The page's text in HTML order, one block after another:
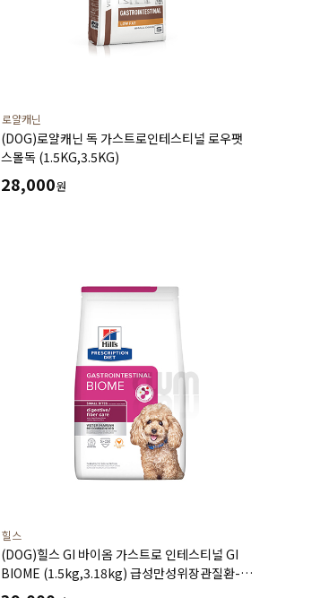
로얄캐닌
(DOG)로얄캐닌 독 가스트로인테스티널 로우팻
스몰독 (1.5KG,3.5KG)
28,000원
힐스
(DOG)힐스 GI 바이옴­ 가스트로 인테스티널 GI
BIOME (1.5kg,3.18kg) 급성만성위장관질환-
처방식,처방사료